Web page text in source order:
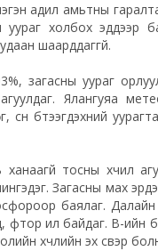
адил амьтны
холбох эдүүдээр
шаарддаггүй.
загасны уураг
Ялангуяа
бүтээгдэхүүний
тосны хүчил
Загасны мах
баялаг. Далайн
фтор илүү байдаг. В-ийн
хүчлийн эх үүсвэр